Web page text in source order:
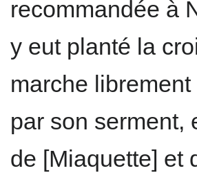
recommandée à
y eut planté la
marche
par son serment,
de [Miaquette] et